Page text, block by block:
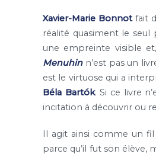
Xavier-Marie Bonnotfait
réalité quasiment le seul
une empreinte visible
Menuhin n’est pas un
est le virtuose qui a
Béla Bartók. Si ce livre
incitation à découvrir ou
Il agit ainsi comme un
parce qu’il fut son élève,